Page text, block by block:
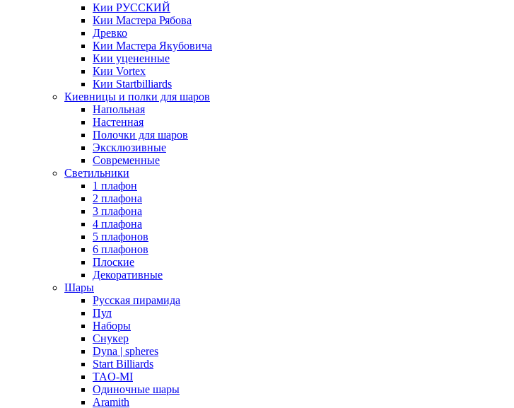
Кии РУССКИЙ
Кии Мастера Рябова
Древко
Кии Мастера Якубовича
Кии уцененные
Кии Vortex
Кии Startbilliards
Киевницы и полки для шаров
Напольная
Настенная
Полочки для шаров
Эксклюзивные
Современные
Светильники
1 плафон
2 плафона
3 плафона
4 плафона
5 плафонов
6 плафонов
Плоские
Декоративные
Шары
Русская пирамида
Пул
Наборы
Снукер
Dyna | spheres
Start Billiards
TAO-MI
Одиночные шары
Aramith